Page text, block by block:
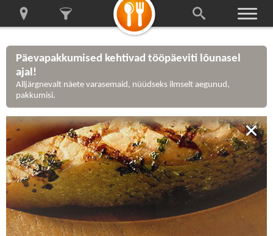
Päevapakkumised kehtivad tööpäeviti lõunasel
ajal!
Alljärgnevalt näete varasemaid, nüüdseks ilmselt aegunud,
pakkumisi.